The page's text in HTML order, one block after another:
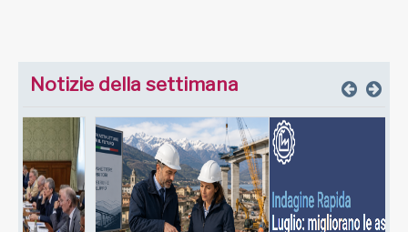
Notizie della settimana